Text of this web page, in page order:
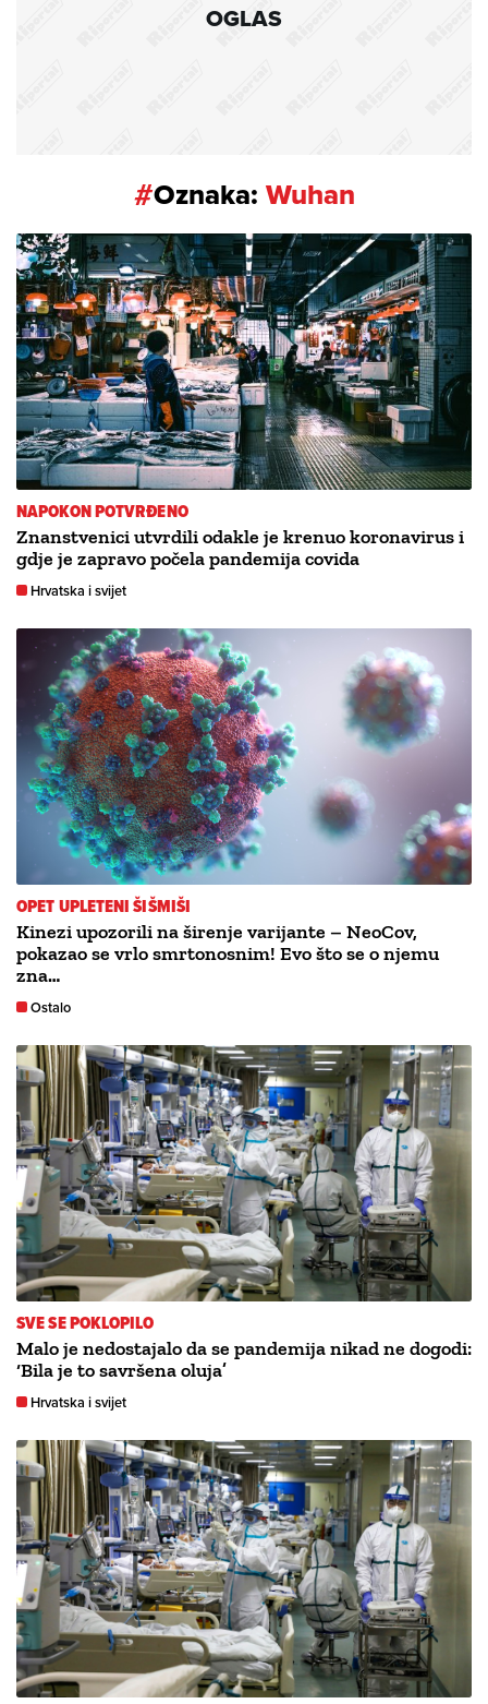
OGLAS
#Oznaka: Wuhan
NAPOKON POTVRĐENO
Znanstvenici utvrdili odakle je krenuo koronavirus i
gdje je zapravo počela pandemija covida
Hrvatska i svijet
OPET UPLETENI ŠIŠMIŠI
Kinezi upozorili na širenje varijante – NeoCov,
pokazao se vrlo smrtonosnim! Evo što se o njemu
zna…
Ostalo
SVE SE POKLOPILO
Malo je nedostajalo da se pandemija nikad ne dogodi:
‘Bila je to savršena oluja’
Hrvatska i svijet